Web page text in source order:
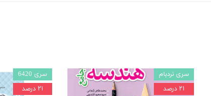
سری نردبام
۲۱ درصد
سری 6420
۲۱ درصد